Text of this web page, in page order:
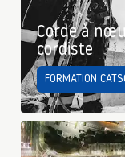
Corde à
cordiste
FORMATION